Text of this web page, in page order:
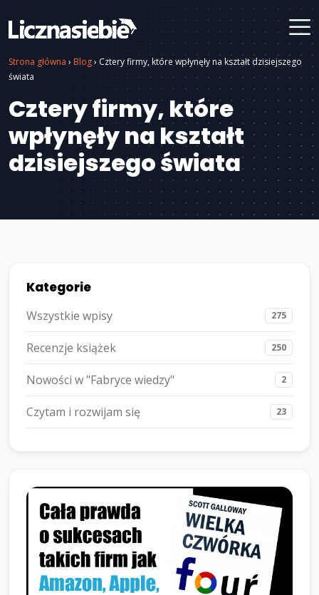
Strona główna › Blog› Cztery firmy, które wpłynęły na kształt dzisiejszego
świata
Cztery firmy, które
wpłynęły na kształt
dzisiejszego świata
Kategorie
Wszystkie wpisy 275
Recenzje książek 250
Nowości w "Fabryce wiedzy" 2
Czytam i rozwijam się 23